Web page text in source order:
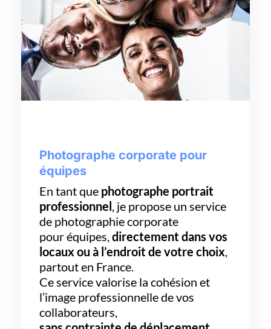
Photographe corporate pour
équipes
En tant que photographe portrait
professionnel , je propose un service
de photographie corporate
pour équipes, directement dans vos
locaux ou à l’endroit de votre choix
partout en France.
Ce service valorise la cohésion et
l’image professionnelle de vos
collaborateurs,